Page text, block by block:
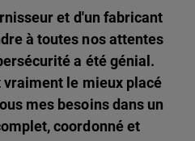
et d'un fabricant
à toutes nos attentes
a été génial.
vraiment le mieux placé
mes besoins dans un
coordonné et